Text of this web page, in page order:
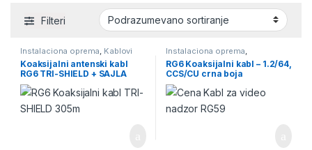
Filteri
Instalaciona oprema, Kablovi
Koaksijalni antenski kabl
RG6 TRI-SHIELD + SAJLA
Instalaciona oprema,
instalaciona oprema za video
nadzor,Kablovi,Kablovi za video
nadzor,Video Nadzor
RG6 Koaksijalni kabl – 1.2/64,
CCS/CU crna boja